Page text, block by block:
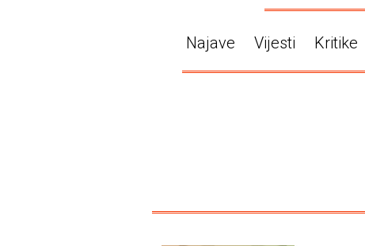
Najave Vijesti Kritike